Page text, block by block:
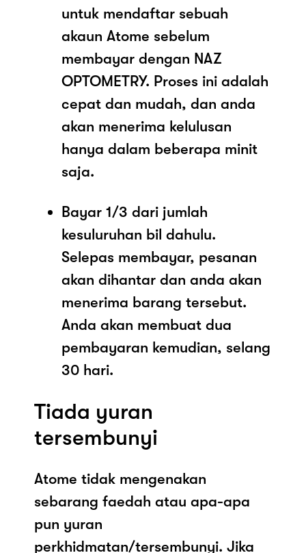
untuk mendaftar sebuah
akaun Atome sebelum
membayar dengan NAZ
OPTOMETRY. Proses ini adalah
cepat dan mudah, dan anda
akan menerima kelulusan
hanya dalam beberapa minit
saja.
Bayar 1/3 dari jumlah
kesuluruhan bil dahulu.
Selepas membayar, pesanan
akan dihantar dan anda akan
menerima barang tersebut.
Anda akan membuat dua
pembayaran kemudian, selang
30 hari.
Tiada yuran
tersembunyi
Atome tidak mengenakan
sebarang faedah atau apa-apa
pun yuran
perkhidmatan/tersembunyi. Jika